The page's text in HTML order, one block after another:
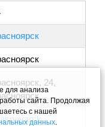
24,
для анализа
сайта. Продолжая
с нашей
данных.